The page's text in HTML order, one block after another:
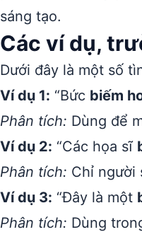
sáng tạo.
Các ví dụ,
Dưới đây là một số
Ví dụ 1: “Bức biếm
Phân tích: Dùng để
Ví dụ 2: “Các họa sĩ
Phân tích: Chỉ người
Ví dụ 3: “Đây là một
Phân tích: Dùng